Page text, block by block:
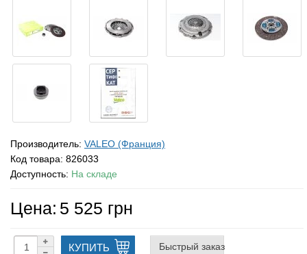
Производитель: VALEO (Франция)
Код товара: 826033
Доступность: На складе
Цена: 5 525 грн
КУПИТЬ Быстрый заказ